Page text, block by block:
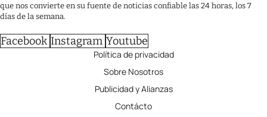
que nos convierte en su fuente de noticias confiable las 24 horas, los 7
días de la semana.
Facebook Instagram Youtube
Política de privacidad
Sobre Nosotros
Publicidad y Alianzas
Contácto